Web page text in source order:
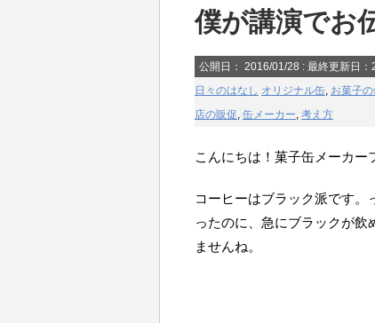
僕が講演でお
公開日： 2016/01/28 : 最終更新日
日々のはなし オリジナル缶, お菓子
店の販促, 缶メーカー, 考え方
こんにちは！菓子缶メーカー
コーヒーはブラック派です
ったのに、急にブラックが飲
ませんね。